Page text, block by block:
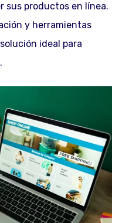
sus productos en línea.
y herramientas
ideal para